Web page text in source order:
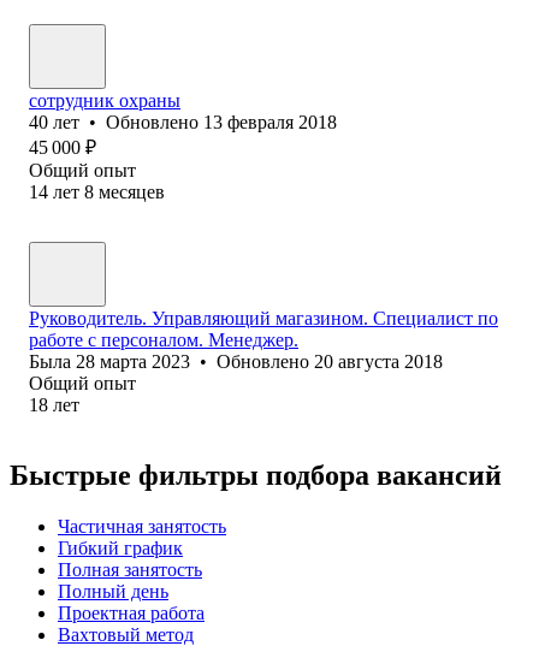
сотрудник охраны
40 лет • Обновлено 13 февраля 2018
45 000 ₽
Общий опыт
14 лет 8 месяцев
Руководитель. Управляющий магазином. Специалист по
работе с персоналом. Менеджер.
Была 28 марта 2023 • Обновлено 20 августа 2018
Общий опыт
18 лет
Быстрые фильтры подбора вакансий
Частичная занятость
Гибкий график
Полная занятость
Полный день
Проектная работа
Вахтовый метод